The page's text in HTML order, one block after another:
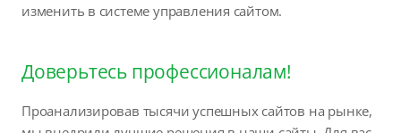
изменить в системе управления сайтом.
Доверьтесь профессионалам!
Проанализировав тысячи успешных сайтов на рынке,